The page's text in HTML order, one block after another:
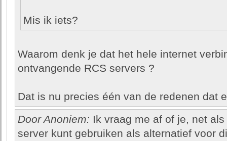
Mis ik iets?
Waarom denk je dat het hele internet
ontvangende RCS servers ?
Dat is nu precies één van de redenen dat
Door Anoniem: Ik vraag me af of je, net
server kunt gebruiken als alternatief voor